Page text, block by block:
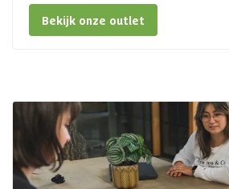
Bekijk onze outlet